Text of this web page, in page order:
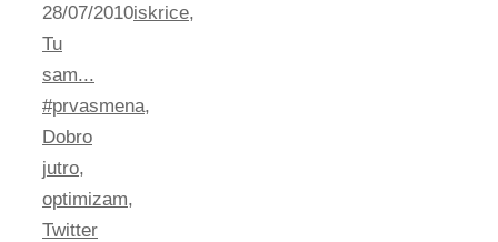
28/07/2010iskrice,
Tu
sam...
#prvasmena,
Dobro
jutro,
optimizam,
Twitter